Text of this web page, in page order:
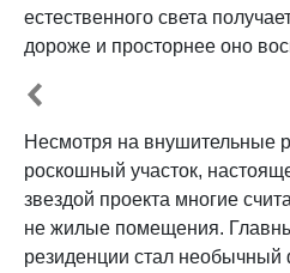
естественного света
дороже и просторнее оно
Несмотря на внушительные
роскошный участок,
звездой проекта многие
не жилые помещения.
резиденции стал необычный